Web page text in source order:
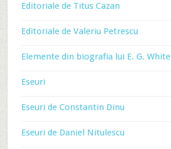
Editoriale de Titus Cazan
Editoriale de Valeriu Petrescu
Elemente din biografia lui E. G. White
Eseuri
Eseuri de Constantin Dinu
Eseuri de Daniel Nitulescu